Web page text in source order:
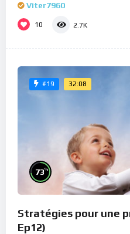
Viter7960
10 2.7K
#19 32:08
73%
Stratégies pour une
Ep12)